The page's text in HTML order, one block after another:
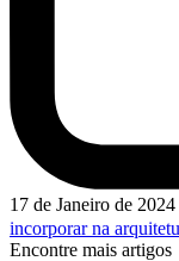
17 de Janeiro de 2024
incorporar na
Encontre mais artigos